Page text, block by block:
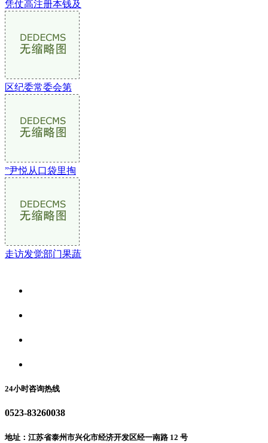
凭仗高注册本钱及
区纪委常委会第
”尹悦从口袋里掏
走访发觉部门果蔬
24小时咨询热线
0523-83260038
地址：江苏省泰州市兴化市经济开发区经一南路 12 号